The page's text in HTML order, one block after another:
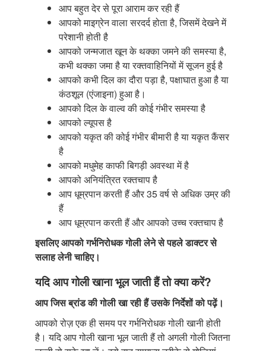
आप बहुत देर से पूरा आराम कर रही हैं
आपको माइग्रेन वाला सरदर्द होता है, जिसमें देखने में
परेशानी होती है
आपको जन्मजात खून के थक्का जमने की समस्या है,
कभी थक्का जमा है या रक्तवाहिनियों में सूजन हुई है
आपको कभी दिल का दौरा पड़ा है, पक्षाघात हुआ है या
कंठशूल (एंजाइना) हुआ है।
आपको दिल के वाल्व की कोई गंभीर समस्या है
आपको ल्यूपस है
आपको यकृत की कोई गंभीर बीमारी है या यकृत कैंसर
है
आपको मधुमेह काफी बिगड़ी अवस्था में है
आपको अनियंत्रित रक्तचाप है
आप धूम्रपान करती हैं और 35 वर्ष से अधिक उम्र की
हैं
आप धूम्रपान करती हैं और आपको उच्च रक्तचाप है
इसलिए आपको गर्भनिरोधक गोली लेने से पहले डाक्टर से
सलाह लेनी चाहिए।
यदि आप गोली खाना भूल जाती हैं तो क्या करें?
आप जिस ब्रांड की गोली खा रही हैं उसके निर्देशोंको पढ़ें।
आपको रोज़ एक ही समय पर गर्भनिरोधक गोली खानी होती
है। यदि आप गोली खाना भूल जाती हैं तो अगली गोली जितना